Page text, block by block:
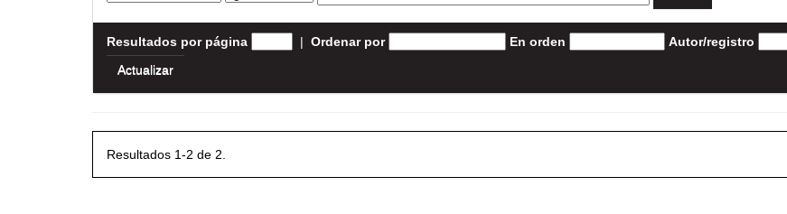
Resultados por página | Ordenar por En orden Autor/registro
Resultados 1-2 de 2.